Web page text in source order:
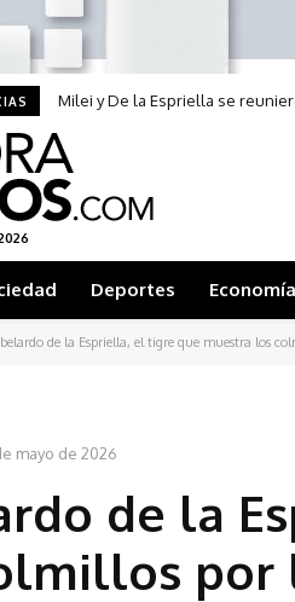
Milei y De la Espriella se
Deportes Economía
de la Espriella, el tigre que muestra los
mayo de 2026
de la
por